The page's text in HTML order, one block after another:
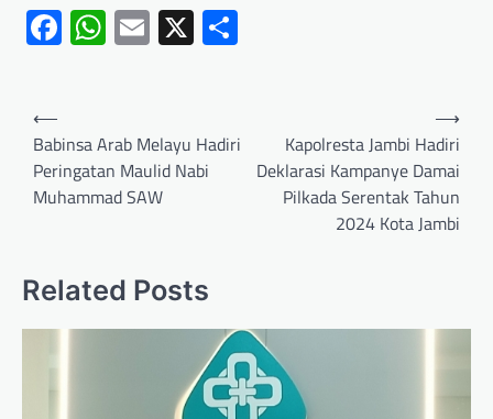
Facebook
WhatsApp
Email
X
⟵
Babinsa Arab Melayu Hadiri
Peringatan Maulid Nabi
Muhammad SAW
Kapolresta Jambi Hadiri
Deklarasi Kampanye Damai
Pilkada Serentak Tahun
2024 Kota Jambi
⟶
Related Posts